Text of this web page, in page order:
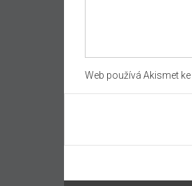
Web používá Akismet